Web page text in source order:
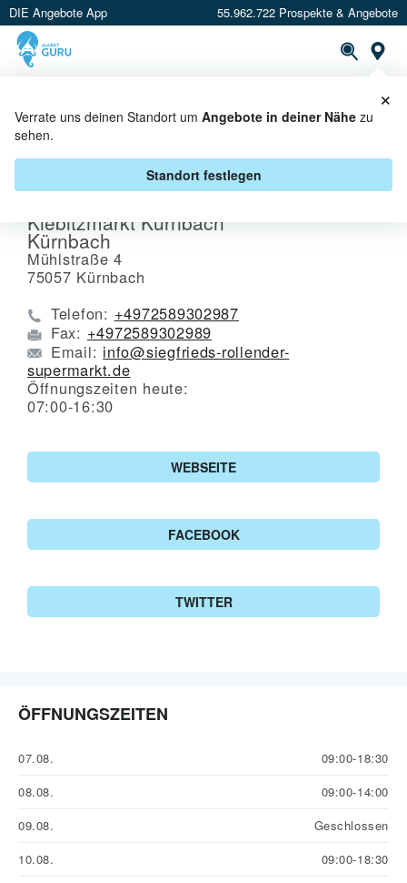
DIE Angebote App 55.962.722 Prospekte & Angebote
Verrate uns deinen Standort um Angebote in deiner Nähe zu
sehen.
Standort festlegen
×
GESCHÄFTE IN DEINER NÄHE
Kiebitzmarkt Kürnbach
Kürnbach
Mühlstraße 4
75057 Kürnbach
Telefon: +4972589302987
Fax: +4972589302989
Email: info@siegfrieds-rollender-
supermarkt.de
Öffnungszeiten heute:
07:00-16:30
WEBSEITE
FACEBOOK
TWITTER
ÖFFNUNGSZEITEN
07.08.
09:00-18:30
08.08.
09:00-14:00
09.08.
Geschlossen
10.08.
09:00-18:30